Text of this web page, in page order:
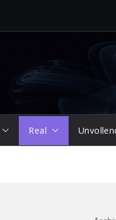
Real